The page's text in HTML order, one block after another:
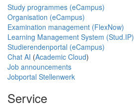
Study programmes (eCampus)
Organisation (eCampus)
Examination management (FlexNow)
Learning Management System (Stud.IP)
Studierendenportal (eCampus)
Chat AI (Academic Cloud)
Job announcements
Jobportal Stellenwerk
Service